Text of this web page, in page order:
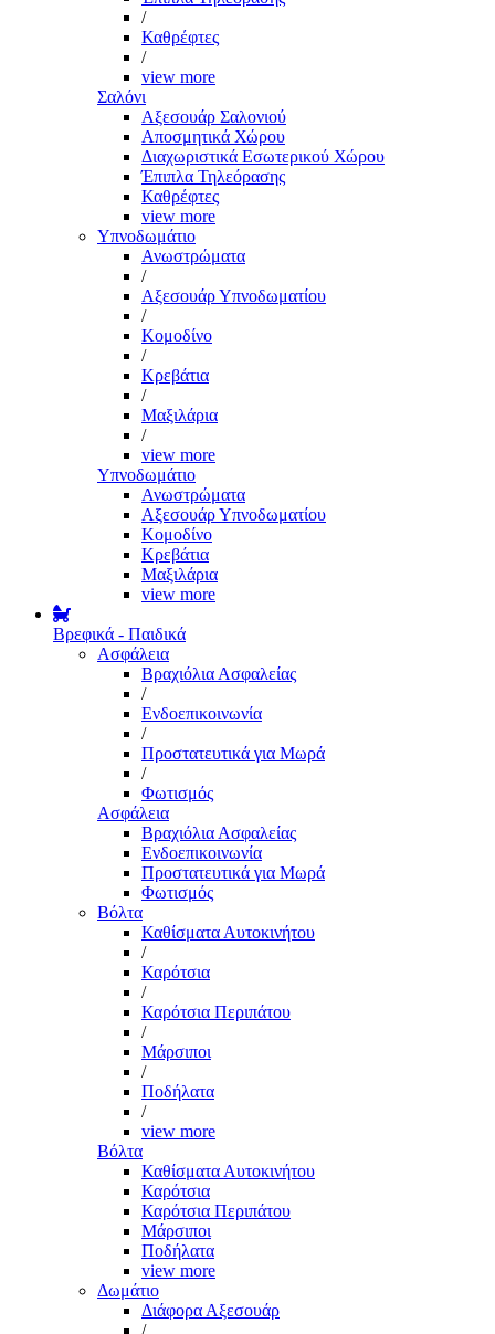
/
Καθρέφτες
/
view more
Σαλόνι
Αξεσουάρ Σαλονιού
Αποσμητικά Χώρου
Διαχωριστικά Εσωτερικού Χώρου
Έπιπλα Τηλεόρασης
Καθρέφτες
view more
Υπνοδωμάτιο
Ανωστρώματα
/
Αξεσουάρ Υπνοδωματίου
/
Κομοδίνο
/
Κρεβάτια
/
Μαξιλάρια
/
view more
Υπνοδωμάτιο
Ανωστρώματα
Αξεσουάρ Υπνοδωματίου
Κομοδίνο
Κρεβάτια
Μαξιλάρια
view more
Βρεφικά - Παιδικά
Ασφάλεια
Βραχιόλια Ασφαλείας
/
Ενδοεπικοινωνία
/
Προστατευτικά για Μωρά
/
Φωτισμός
Ασφάλεια
Βραχιόλια Ασφαλείας
Ενδοεπικοινωνία
Προστατευτικά για Μωρά
Φωτισμός
Βόλτα
Καθίσματα Αυτοκινήτου
/
Καρότσια
/
Καρότσια Περιπάτου
/
Μάρσιποι
/
Ποδήλατα
/
view more
Βόλτα
Καθίσματα Αυτοκινήτου
Καρότσια
Καρότσια Περιπάτου
Μάρσιποι
Ποδήλατα
view more
Δωμάτιο
Διάφορα Αξεσουάρ
/